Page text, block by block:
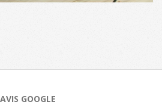
AVIS GOOGLE